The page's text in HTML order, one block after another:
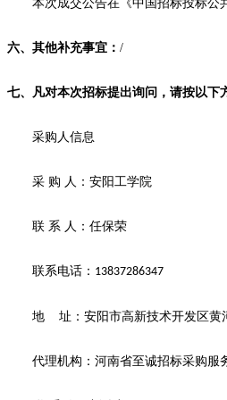
本次成交公告在 《中国招标投标公
六、 其他补充事宜： /
七、凡对本次招标提出询问，请按以下
采购人信息
采 购 人： 安阳工学院
联 系 人： 任保荣
联系电话： 13837286347
地 址： 安阳市高新技术开发区黄
代理机构：河南省至诚招标采购服